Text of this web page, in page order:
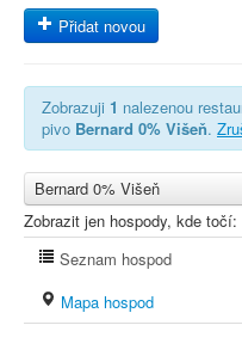
Přidat novou
Zobrazuji 1 nalezenou
pivo Bernard 0% Višeň.
Bernard 0% Višeň
Zobrazit jen hospody, kde točí:
Seznam hospod
Mapa hospod